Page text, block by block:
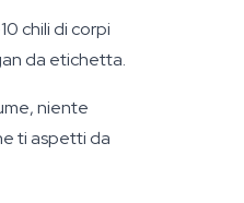
chili di corpi
da etichetta.
niente
ti aspetti da